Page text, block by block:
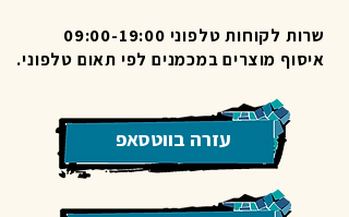
שרות לקוחות טלפוני 09:00-19:00
איסוף מוצרים במכמנים לפי תאום טלפוני.
עזרה בווטסאפ